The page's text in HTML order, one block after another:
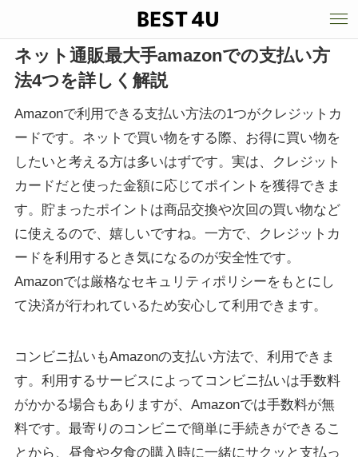
ネット通販最大手amazonでの支払い方
法4つを詳しく解説
Amazonで利用できる支払い方法の1つがクレジットカ
ードです。ネットで買い物をする際、お得に買い物を
したいと考える方は多いはずです。実は、クレジット
カードだと使った金額に応じてポイントを獲得できま
す。貯まったポイントは商品交換や次回の買い物など
に使えるので、嬉しいですね。一方で、クレジットカ
ードを利用するとき気になるのが安全性です。
Amazonでは厳格なセキュリティポリシーをもとにし
て決済が行われているため安心して利用できます。
コンビニ払いもAmazonの支払い方法で、利用できま
す。利用するサービスによってコンビニ払いは手数料
がかかる場合もありますが、Amazonでは手数料が無
料です。最寄りのコンビニで簡単に手続きができるこ
とから、昼食や夕食の購入時に一緒にサクッと支払っ